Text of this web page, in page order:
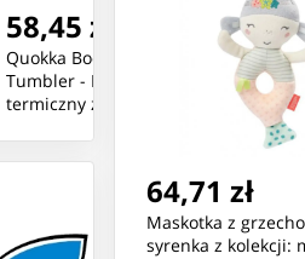
58,45 zł
Quokka Boost Coffee
Tumbler - Kubek
termiczny ze stali
C13
64,71 zł
Maskotka z
syrenka z kolekcji: